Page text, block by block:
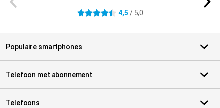
4.5 sterren 4,5 / 5,0
Populaire smartphones
Telefoon met abonnement
Telefoons